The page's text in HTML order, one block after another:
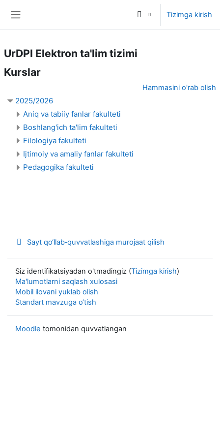
Tizimga kirish
UrDPI Elektron ta'lim tizimi
Kurslar
Hammasini o'rab olish
2025/2026
Aniq va tabiiy fanlar fakulteti
Boshlang'ich ta'lim fakulteti
Filologiya fakulteti
Ijtimoiy va amaliy fanlar fakulteti
Pedagogika fakulteti
Sayt qo‘llab‑quvvatlashiga murojaat qilish
Siz identifikatsiyadan o'tmadingiz (Tizimga kirish)
Ma'lumotlarni saqlash xulosasi
Mobil ilovani yuklab olish
Standart mavzuga o‘tish
Moodle tomonidan quvvatlangan